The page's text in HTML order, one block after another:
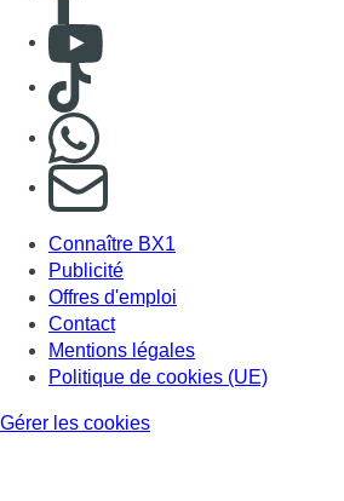
Consulter Youtube
Consulter TikTok
S'abonner à notre newsletter
Connaître BX1
Publicité
Offres d'emploi
Contact
Mentions légales
Politique de cookies (UE)
Gérer les cookies